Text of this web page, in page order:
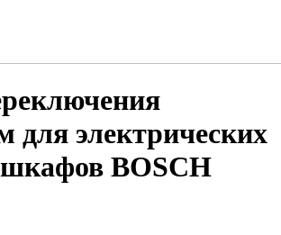
для электрических
BOSCH